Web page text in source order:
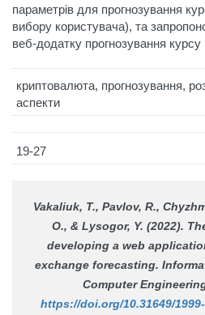
параметрів для прогнозування
вибору користувача), та
веб-додатку прогнозування
криптовалюта, прогнозування,
аспекти
19-27
Vakaliuk, T., Pavlov, R.,
O., & Lysogor, Y. (2022).
developing a web
exchange forecasting.
Computer
https://doi.org/10.31649/